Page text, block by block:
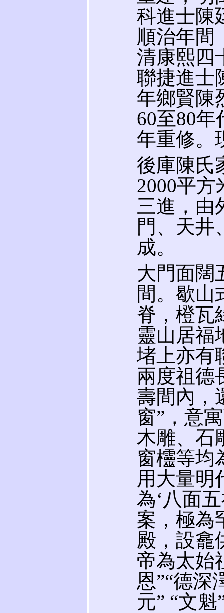
科進士陳
順治年間
清康熙四
聯捷進士
年鄉賢陳
60至80年
年重修。
後庫陳氏
2000平
三進，由
門、天井
成。
大門面闊
間。歇山
脊，橙瓦
靈山居福
堵上亦有
兩度祖德
壽間內，
窗”，意
木雕、石
窗欞等均
用大量明
為‘八面
案，極為
殿，設龕
帝為太始
恩”“德深
元” “文